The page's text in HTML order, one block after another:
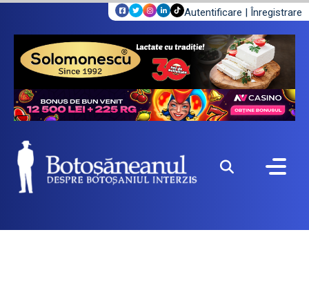
Autentificare | Înregistrare